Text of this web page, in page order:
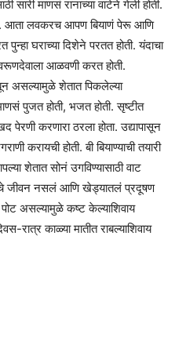
सारी माणसं रानाच्या वाटेने गेली होती.
आता लवकरच आपण बियाणं पेरू आणि
घराच्या दिशेने परतत होती. यंदाचा
आळवणी करत होती.
असल्यामुळे शेतात पिकलेल्या
पुजत होती, भजत होती. सृष्टीत
करणारा ठरला होता. उद्यापासून
करायची होती. बी बियाण्याची तयारी
शेतात सोनं उगविण्यासाठी वाट
जीवन नसलं आणि खेड्यातलं प्रदूषण
असल्यामुळे कष्ट केल्याशिवाय
रात्र काळ्या मातीत राबल्याशिवाय